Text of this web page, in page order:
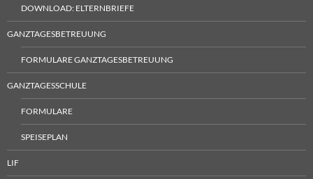
DOWNLOAD: ELTERNBRIEFE
GANZTAGESBETREUUNG
FORMULARE GANZTAGESBETREUUNG
GANZTAGESSCHULE
FORMULARE
SPEISEPLAN
LIF